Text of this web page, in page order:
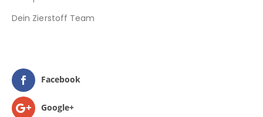
Dein Zierstoff Team
Facebook
Google+